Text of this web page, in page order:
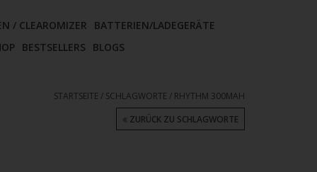
/ CLEAROMIZER
BATTERIEN/LADEGERÄTE
BESTSELLERS BLOGS
STARTSEITE / SCHLAGWORTE / RHYTHM 300MAH
ZURÜCK ZU SCHLAGWORTE